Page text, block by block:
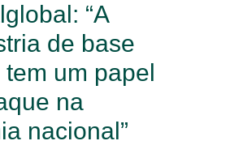
“A
de base
um papel
na
nacional”